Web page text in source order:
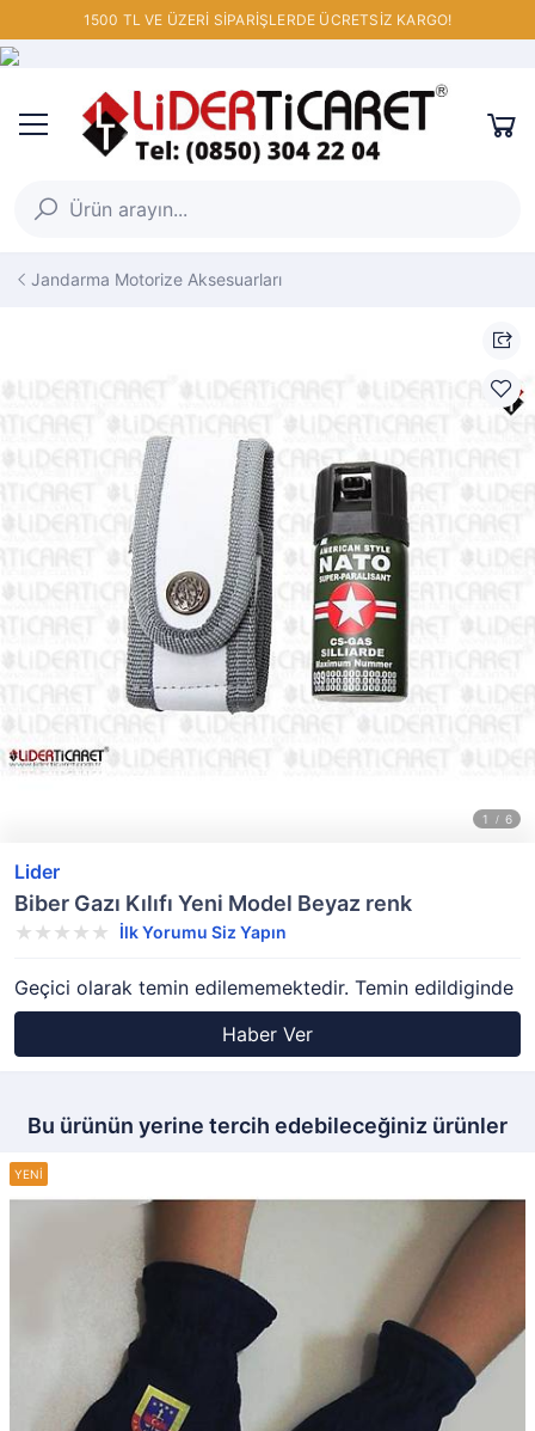
1500 TL VE ÜZERİ SİPARİŞLERDE ÜCRETSİZ KARGO!
Jandarma Motorize Aksesuarları
Lider
Biber Gazı Kılıfı Yeni Model Beyaz renk
İlk Yorumu Siz Yapın
Geçici olarak temin edilememektedir. Temin edildiginde
Haber Ver
Bu ürünün yerine tercih edebileceğiniz ürünler